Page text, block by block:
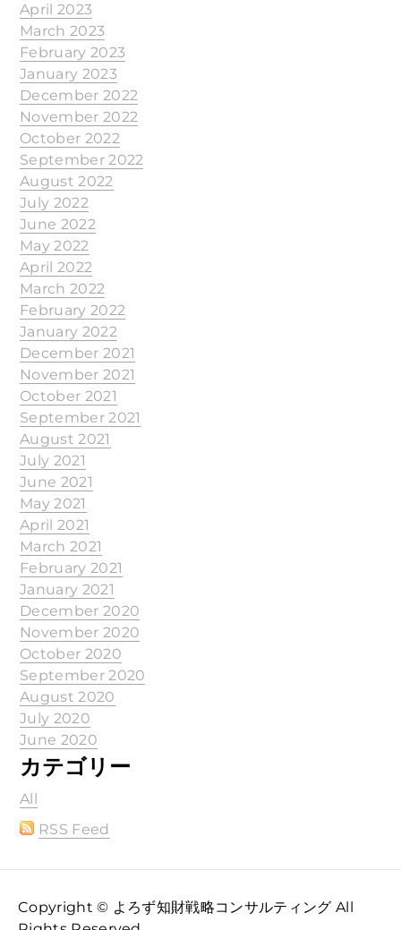
April 2023
March 2023
February 2023
January 2023
December 2022
November 2022
October 2022
September 2022
August 2022
July 2022
June 2022
May 2022
April 2022
March 2022
February 2022
January 2022
December 2021
November 2021
October 2021
September 2021
August 2021
July 2021
June 2021
May 2021
April 2021
March 2021
February 2021
January 2021
December 2020
November 2020
October 2020
September 2020
August 2020
July 2020
June 2020
カテゴリー
All
RSS Feed
Copyright © よろず知財戦略コンサルティング All